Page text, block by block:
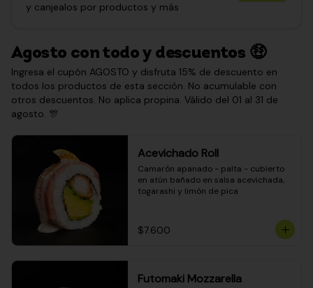
y canjealos por productos y más
Agosto con todo y descuentos 🤑
Ingresa el cupón AGOSTO y disfruta 15% de descuento en
todos los productos de esta sección. No acumulable con
otros descuentos. No aplica propina. Válido del 01 al 31 de
agosto. 🎊
Acevichado Roll
Camarón apanado - palta - cubierto
en atún bañado en salsa acevichada,
togarashi y limón de pica
$7.600
Futomaki Mozzarella